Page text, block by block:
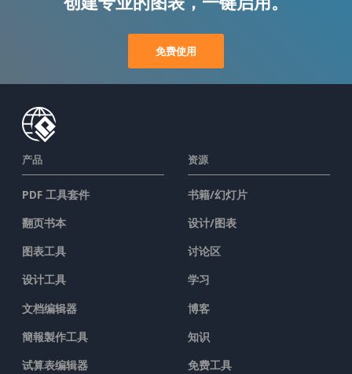
免费使用
产品
PDF 工具套件
翻页书本
图表工具
设计工具
文档编辑器
簡報製作工具
试算表编辑器
资源
书籍/幻灯片
设计/图表
讨论区
学习
博客
知识
免费工具